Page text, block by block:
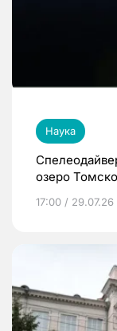
Наука
озеро
17:00 / 29.07.26